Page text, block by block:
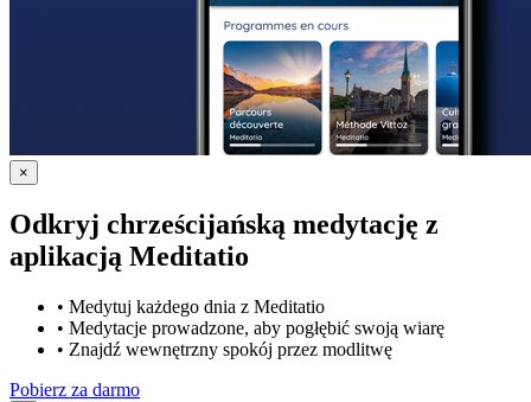
×
Odkryj chrześcijańską medytację z
aplikacją Meditatio
• Medytuj każdego dnia z Meditatio
• Medytacje prowadzone, aby pogłębić swoją wiarę
• Znajdź wewnętrzny spokój przez modlitwę
Pobierz za darmo